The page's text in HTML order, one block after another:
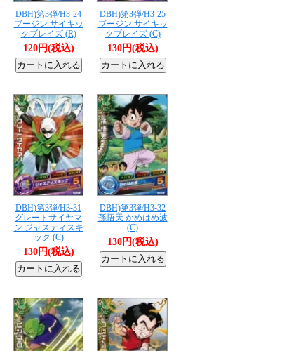
DBH)第3弾/H3-24
ブージン サイキッ
クブレイズ (R)
120円(税込)
DBH)第3弾/H3-25
ブージン サイキッ
クブレイズ (C)
130円(税込)
DBH)第3弾/H3-31
グレートサイヤマ
ン ジャスティスキ
ック (C)
130円(税込)
DBH)第3弾/H3-32
孫悟天 かめはめ波
(C)
130円(税込)